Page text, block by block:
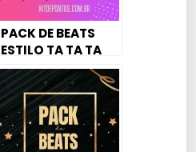
PACK DE BEATS
ESTILO TA TA TA
[47BEATS]